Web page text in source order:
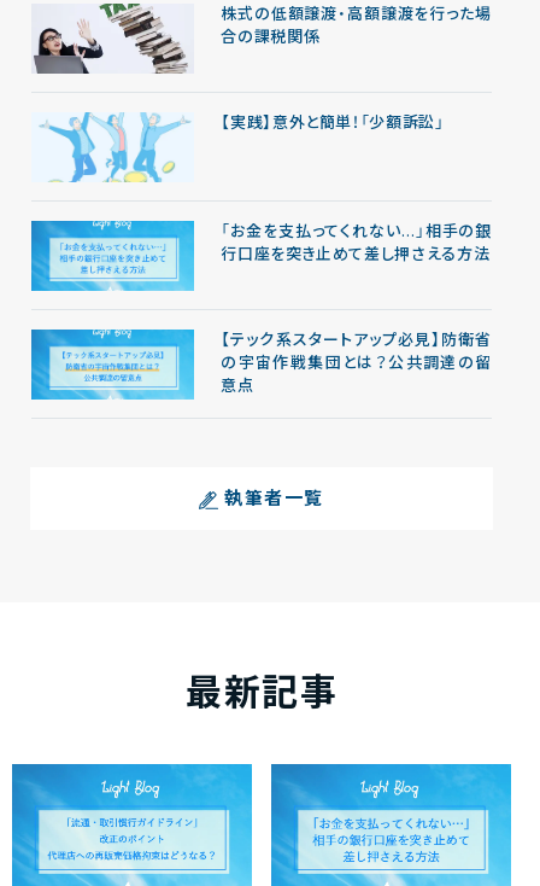
株式の低額譲渡・高額譲渡を行った場
合の課税関係
【実践】意外と簡単！「少額訴訟」
「お金を支払ってくれない…」相手の銀
行口座を突き止めて差し押さえる方法
【テック系スタートアップ必見】防衛省
の宇宙作戦集団とは？公共調達の留
意点
執筆者一覧
最新記事